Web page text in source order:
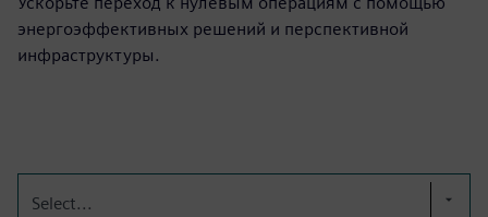
энергоэффективных решений и перспективной
инфраструктуры.
Select...